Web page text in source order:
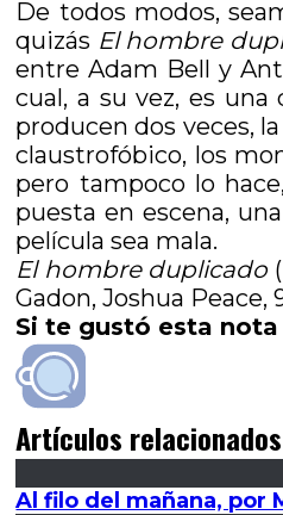
De todos modos,
quizás El hombre
entre Adam Bell y
cual, a su vez, es
producen dos veces,
claustrofóbico, los
pero tampoco lo
puesta en escena,
película sea mala.
El hombre duplicado(
Gadon, Joshua Peace,
Si te gustó esta
Artículos relacionados
Al filo del mañana, por